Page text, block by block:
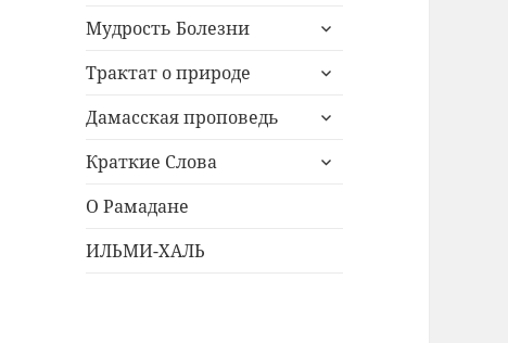
Мудрость Болезни
раскрыть
меню
Трактат о природе
раскрыть
меню
Дамасская проповедь
раскрыть
меню
Краткие Слова
раскрыть
О Рамадане
ИЛЬМИ-ХАЛЬ